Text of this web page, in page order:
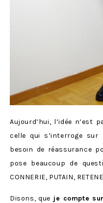
Aujourd’hui, l’idée n’est
celle qui s’interroge
besoin de réassurance
pose beaucoup de
CONNERIE, PUTAIN,
Disons, que je compte